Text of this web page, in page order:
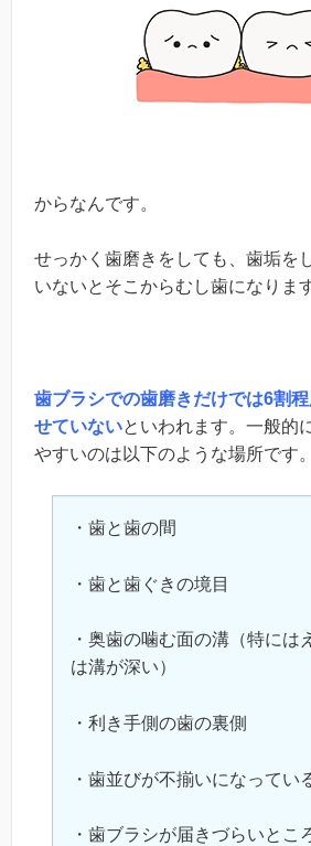
からなんです。
せっかく歯磨きをしても、歯垢を
いないとそこからむし歯になります
歯ブラシでの歯磨きだけでは6割
せていないといわれます。一般的
やすいのは以下のような場所です。
・歯と歯の間
・歯と歯ぐきの境目
・奥歯の噛む面の溝（特には
は溝が深い）
・利き手側の歯の裏側
・歯並びが不揃いになってい
・歯ブラシが届きづらいとこ